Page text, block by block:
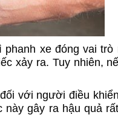
xe đóng vai trò
xảy ra. Tuy nhiên,
với người điều
gây ra hậu quả